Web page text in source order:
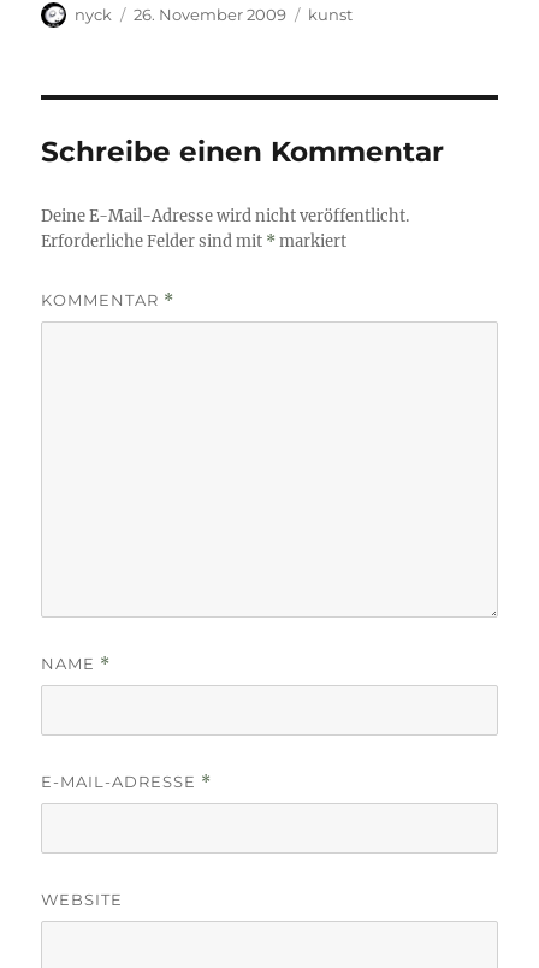
Autor
nyck
Veröffentlicht
26. November 2009 Kategorien
kunst
Schreibe einen Kommentar
Deine E-Mail-Adresse wird nicht veröffentlicht.
Erforderliche Felder sind mit *markiert
KOMMENTAR *
NAME *
E-MAIL-ADRESSE *
WEBSITE